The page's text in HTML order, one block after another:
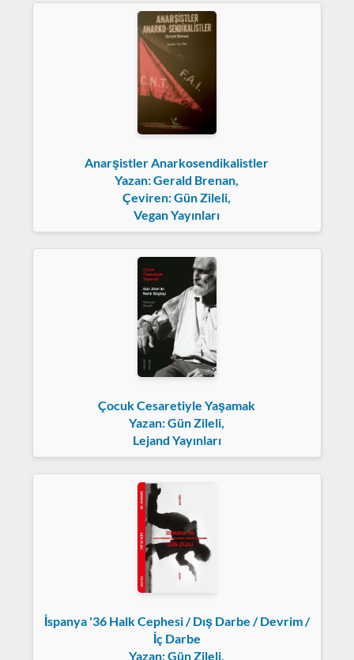
Anarşistler Anarkosendikalistler
Yazan: Gerald Brenan,
Çeviren: Gün Zileli,
Vegan Yayınları
Çocuk Cesaretiyle Yaşamak
Yazan: Gün Zileli,
Lejand Yayınları
İspanya '36 Halk Cephesi / Dış Darbe / Devrim /
İç Darbe
Yazan: Gün Zileli,